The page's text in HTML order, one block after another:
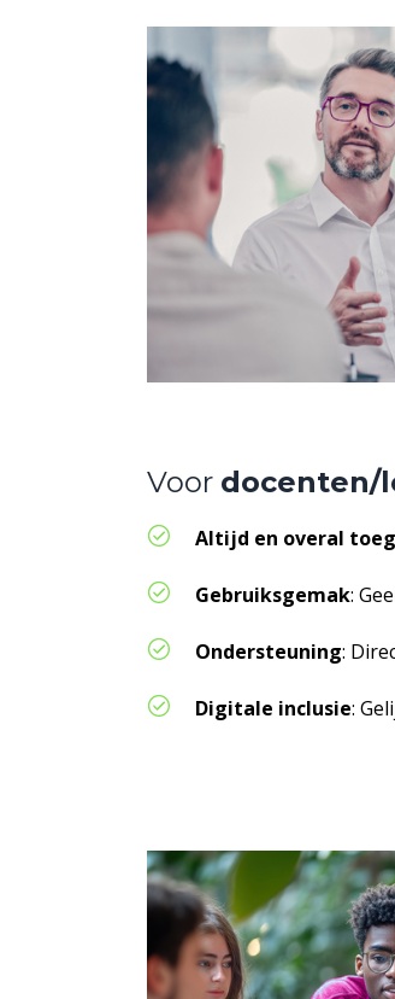
Voor docenten/
Altijd en overal
Gebruiksgemak:
Ondersteuning:
Digitale inclusie: